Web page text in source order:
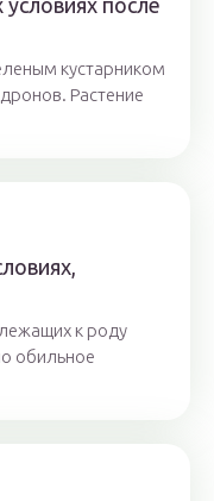
после
кустарником
Растение
к роду
обильное